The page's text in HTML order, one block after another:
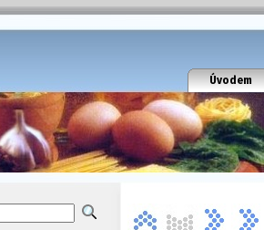
Úvodem